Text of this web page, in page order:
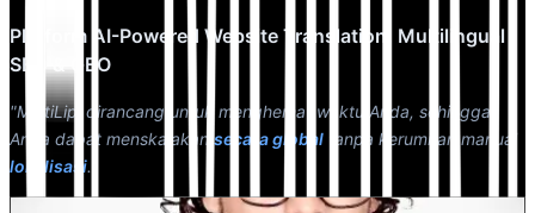
Platform AI-Powered Website Translation, Multilingual
SEO & GEO
"MultiLipi dirancang untuk menghemat waktu Anda, sehingga
Anda dapat menskalakan secara global tanpa kerumitan manual
lokalisasi."